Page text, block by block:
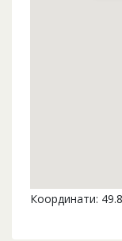
Координати: